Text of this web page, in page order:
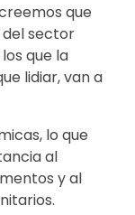
que
del sector
que la
lidiar, van a
lo que
al
y al